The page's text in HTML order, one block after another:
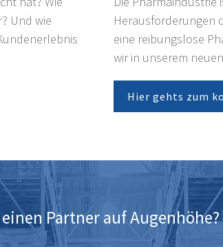
Und wie
Herausforderungen
eine reibungslose
wir in unserem
Hier gehts zum
Partner auf Augenhöhe?